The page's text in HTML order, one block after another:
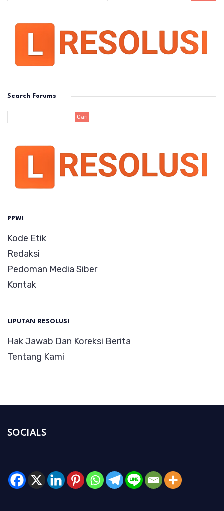
Search Forums
PPWI
Kode Etik
Redaksi
Pedoman Media Siber
Kontak
LIPUTAN RESOLUSI
Hak Jawab Dan Koreksi Berita
Tentang Kami
SOCIALS